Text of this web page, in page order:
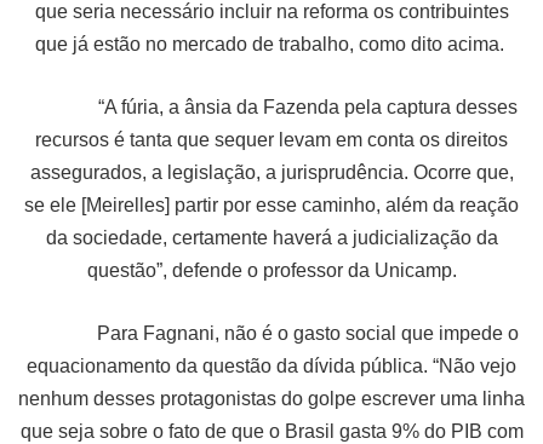
que seria necessário incluir na reforma os contribuintes
que já estão no mercado de trabalho, como dito acima.
“A fúria, a ânsia da Fazenda pela captura desses
recursos é tanta que sequer levam em conta os direitos
assegurados, a legislação, a jurisprudência. Ocorre que,
se ele [Meirelles] partir por esse caminho, além da reação
da sociedade, certamente haverá a judicialização da
questão”, defende o professor da Unicamp.
Para Fagnani, não é o gasto social que impede o
equacionamento da questão da dívida pública. “Não vejo
nenhum desses protagonistas do golpe escrever uma linha
que seja sobre o fato de que o Brasil gasta 9% do PIB com